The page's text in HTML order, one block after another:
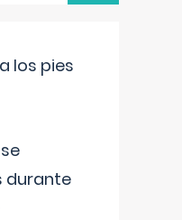
los pies
durante